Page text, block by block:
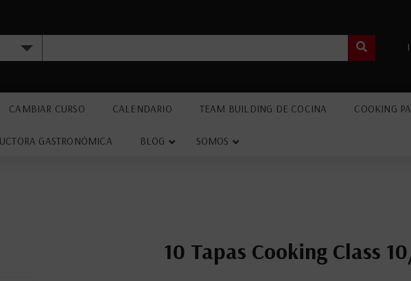
CAMBIAR CURSO CALENDARIO TEAM BUILDING DE COCINA COOKING
GASTRONÓMICA BLOG SOMOS
10 Tapas Cooking Class